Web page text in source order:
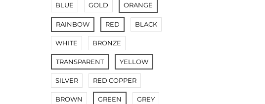
BLUE GOLD ORANGE
RAINBOW RED BLACK
WHITE BRONZE
TRANSPARENT YELLOW
SILVER RED COPPER
BROWN GREEN GREY